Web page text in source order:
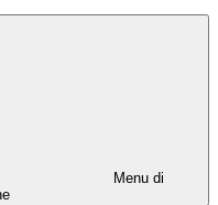
Menu di